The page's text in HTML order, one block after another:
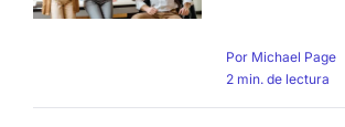
Por Michael Page
2 min. de lectura